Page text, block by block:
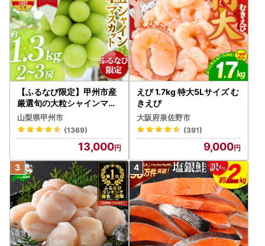
【ふるなび限定】甲州市産
厳選旬の大粒シャインマス
カット 約1.3kg 2～3房【2
026年発送】（MG）B12-
472 FN-Limited-VO シャ
インマスカット フルーツ
山梨県甲州市
(1369)
13,000
えび 1.7kg 特大5Lサイズ む
きえび
大阪府泉佐野市
(391)
9,000